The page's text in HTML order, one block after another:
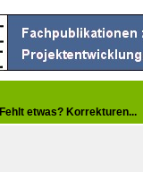
Fehlt etwas? Korrekturen...